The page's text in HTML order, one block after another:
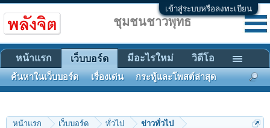
เข้าสู่ระบบหรือลงทะเบียน
หน้าแรก เว็บบอร์ด ทั่วไป ข่าวทั่วไป
ชุมชนชาวพุทธ
หน้าแรก เว็บบอร์ด
ค้นหาในเว็บบอร์ด เรื่องเด่น กระทู้และโพสต์ล่าสุด
มีอะไรใหม่ วิดีโอ